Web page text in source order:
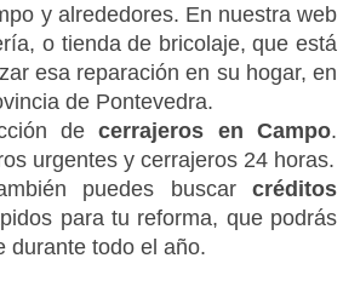
y alrededores. En nuestra web
o tienda de bricolaje, que está
esa reparación en su hogar, en
de Pontevedra.
decerrajeros en Campo.
urgentes y cerrajeros 24 horas.
puedes buscar créditos
para tu reforma, que podrás
durante todo el año.